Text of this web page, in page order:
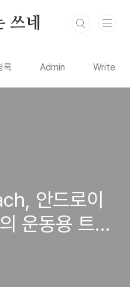
쓰네
록 Admin Write
안드로이
운동용 트레